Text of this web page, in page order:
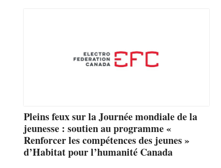
Pleins feux sur la Journée mondiale de la
jeunesse : soutien au programme «
Renforcer les compétences des jeunes »
d’Habitat pour l’humanité Canada